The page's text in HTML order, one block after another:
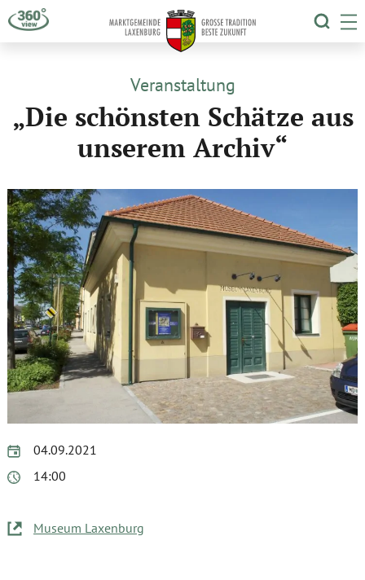
Veranstaltung
„Die schönsten Schätze aus
unserem Archiv“
04.09.2021
14:00
Museum Laxenburg